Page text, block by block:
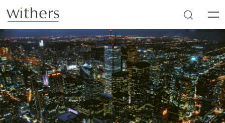
Skip to main content